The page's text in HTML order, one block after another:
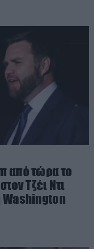
από τώρα το
Τζέι Ντι
Washington